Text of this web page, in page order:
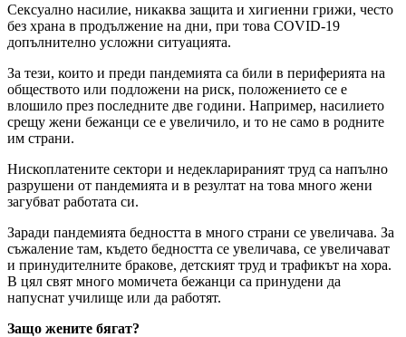
Сексуално насилие, никаква защита и хигиенни грижи, често
без храна в продължение на дни, при това COVID-19
допълнително усложни ситуацията.
За тези, които и преди пандемията са били в периферията на
обществото или подложени на риск, положението се е
влошило през последните две години. Например, насилието
срещу жени бежанци се е увеличило, и то не само в родните
им страни.
Нископлатените сектори и недекларираният труд са напълно
разрушени от пандемията и в резултат на това много жени
загубват работата си.
Заради пандемията бедността в много страни се увеличава. За
съжаление там, където бедността се увеличава, се увеличават
и принудителните бракове, детският труд и трафикът на хора.
В цял свят много момичета бежанци са принудени да
напуснат училище или да работят.
Защо жените бягат?